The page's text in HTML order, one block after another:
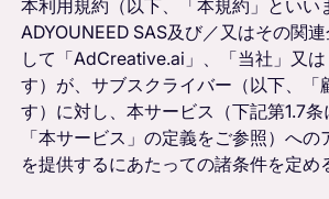
本利用規約（以下、「本規約」といい
ADYOUNEED SAS及び／又はその関
して「AdCreative.ai」、「当社」又は
す）が、サブスクライバー（以下、「
す）に対し、本サービス（下記第1.7
「本サービス」の定義をご参照）へ
を提供するにあたっての諸条件を定め